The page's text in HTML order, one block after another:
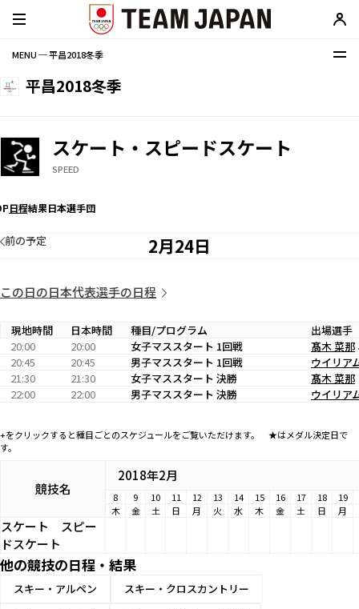
MENU ─ 平昌2018冬季
平昌2018冬季
スケート・スピードスケート
SPEED
日程結果日本選手団
2月24日
前の予定
この日の日本代表選手の日程
現地時間 日本時間 種目/プログラム
出場選手
20:00
20:00 女子マススタート 1回戦 髙木 菜那
20:45
20:45 男子マススタート 1回戦
ウイリア
21:30
21:30 女子マススタート 決勝
髙木 菜那
22:00
22:00 男子マススタート 決勝 ウイリア
+をクリックすると種目ごとのスケジュールをご覧いただけます。 ★はメダル決定日で
す。
競技名
2018年2月
8 9 10 11 12 13 14 15 16 17 18 19
木
金 土 日 月 火 水 木 金 土 日 月
スケート スピー
ドスケート
他の競技の日程・結果
スキー・アルペン
スキー・クロスカントリー